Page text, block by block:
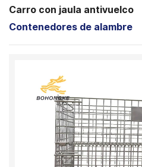
Carro con jaula antivuelco
Contenedores de alambre